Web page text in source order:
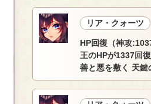
リア・クォーツ
HP回復（神攻
王のHPが1337回復
善と悪を敷く 天鍵